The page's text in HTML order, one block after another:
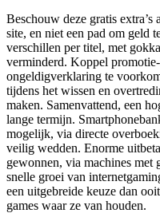
Beschouw deze gratis extra’s
site, en niet een pad om geld
verschillen per titel, met
verminderd. Koppel
ongeldigverklaring te
tijdens het wissen en
maken. Samenvattend, een
lange termijn.
mogelijk, via directe
veilig wedden. Enorme
gewonnen, via machines met
snelle groei ​​van
een uitgebreide keuze dan
games waar ze van houden.